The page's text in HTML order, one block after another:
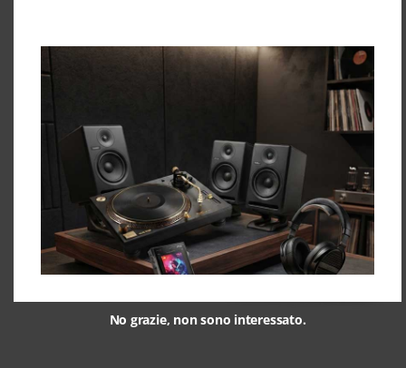
Ultimi Articoli Visualizzati
No grazie, non sono interessato.